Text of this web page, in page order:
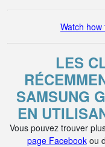
Watch
LES
SAMSUNG
EN
Vous pouvez trouver
page Facebookou